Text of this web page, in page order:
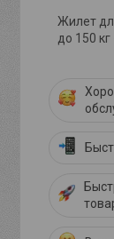
Жилет
до 150 кг